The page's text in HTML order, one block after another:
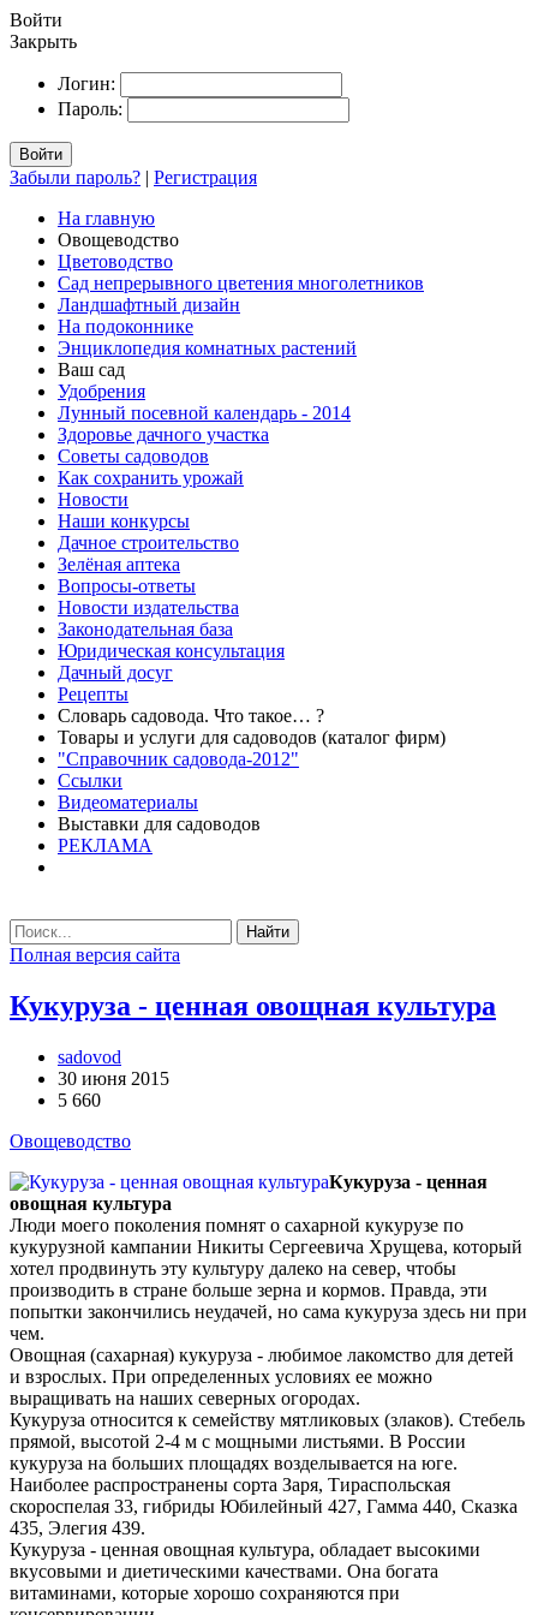
Войти
Закрыть
Логин:
Пароль:
Войти
Забыли пароль? | Регистрация
На главную
Овощеводство
Цветоводство
Сад непрерывного цветения многолетников
Ландшафтный дизайн
На подоконнике
Энциклопедия комнатных растений
Ваш сад
Удобрения
Лунный посевной календарь - 2014
Здоровье дачного участка
Советы садоводов
Как сохранить урожай
Новости
Наши конкурсы
Дачное строительство
Зелёная аптека
Вопросы-ответы
Новости издательства
Законодательная база
Юридическая консультация
Дачный досуг
Рецепты
Словарь садовода. Что такое… ?
Товары и услуги для садоводов (каталог фирм)
"Справочник садовода-2012"
Ссылки
Видеоматериалы
Выставки для садоводов
РЕКЛАМА
Найти
Полная версия сайта
Кукуруза - ценная овощная культура
sadovod
30 июня 2015
5 660
Овощеводство
Кукуруза - ценная
овощная культура
Люди моего поколения помнят о сахарной кукурузе по
кукурузной кампании Никиты Сергеевича Хрущева, который
хотел продвинуть эту культуру далеко на север, чтобы
производить в стране больше зерна и кормов. Правда, эти
попытки закончились неудачей, но сама кукуруза здесь ни при
чем.
Овощная (сахарная) кукуруза - любимое лакомство для детей
и взрослых. При определенных условиях ее можно
выращивать на наших северных огородах.
Кукуруза относится к семейству мятликовых (злаков). Стебель
прямой, высотой 2-4 м с мощными листьями. В России
кукуруза на больших площадях возделывается на юге.
Наиболее распространены сорта Заря, Тираспольская
скороспелая 33, гибриды Юбилейный 427, Гамма 440, Сказка
435, Элегия 439.
Кукуруза - ценная овощная культура, обладает высокими
вкусовыми и диетическими качествами. Она богата
витаминами, которые хорошо сохраняются при